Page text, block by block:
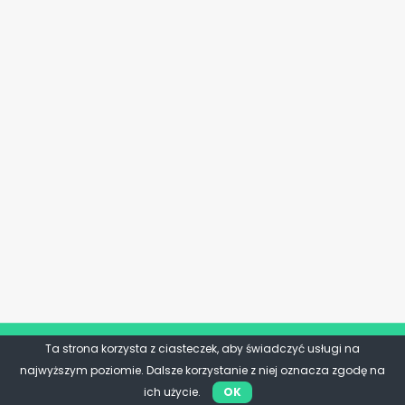
Ta strona korzysta z ciasteczek, aby świadczyć usługi na
najwyższym poziomie. Dalsze korzystanie z niej oznacza zgodę na
ich użycie.
OK